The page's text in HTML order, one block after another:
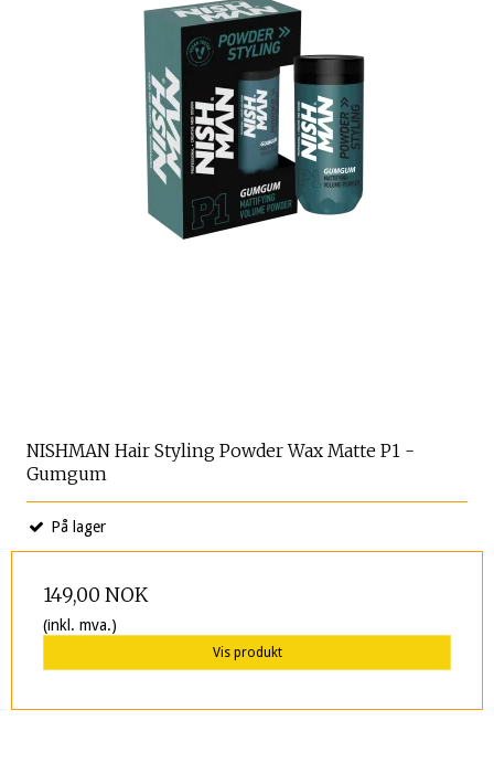
NISHMAN Hair Styling Powder Wax Matte P1 -
Gumgum
På lager
149,00 NOK
(inkl. mva.)
Vis produkt